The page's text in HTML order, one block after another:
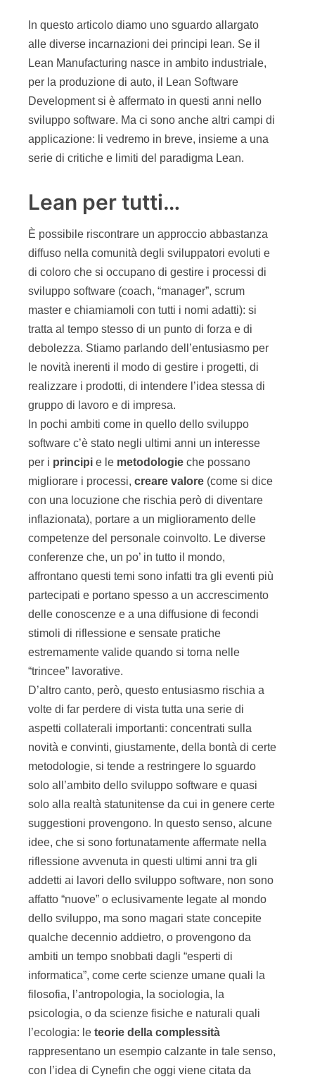
In questo articolo diamo uno sguardo allargato
alle diverse incarnazioni dei principi lean. Se il
Lean Manufacturing nasce in ambito industriale,
per la produzione di auto, il Lean Software
Development si è affermato in questi anni nello
sviluppo software. Ma ci sono anche altri campi di
applicazione: li vedremo in breve, insieme a una
serie di critiche e limiti del paradigma Lean.
Lean per tutti…
È possibile riscontrare un approccio abbastanza
diffuso nella comunità degli sviluppatori evoluti e
di coloro che si occupano di gestire i processi di
sviluppo software (coach, “manager”, scrum
master e chiamiamoli con tutti i nomi adatti): si
tratta al tempo stesso di un punto di forza e di
debolezza. Stiamo parlando dell’entusiasmo per
le novità inerenti il modo di gestire i progetti, di
realizzare i prodotti, di intendere l’idea stessa di
gruppo di lavoro e di impresa.
In pochi ambiti come in quello dello sviluppo
software c’è stato negli ultimi anni un interesse
per i principi e le metodologie che possano
migliorare i processi, creare valore (come si dice
con una locuzione che rischia però di diventare
inflazionata), portare a un miglioramento delle
competenze del personale coinvolto. Le diverse
conferenze che, un po’ in tutto il mondo,
affrontano questi temi sono infatti tra gli eventi più
partecipati e portano spesso a un accrescimento
delle conoscenze e a una diffusione di fecondi
stimoli di riflessione e sensate pratiche
estremamente valide quando si torna nelle
“trincee” lavorative.
D’altro canto, però, questo entusiasmo rischia a
volte di far perdere di vista tutta una serie di
aspetti collaterali importanti: concentrati sulla
novità e convinti, giustamente, della bontà di certe
metodologie, si tende a restringere lo sguardo
solo all’ambito dello sviluppo software e quasi
solo alla realtà statunitense da cui in genere certe
suggestioni provengono. In questo senso, alcune
idee, che si sono fortunatamente affermate nella
riflessione avvenuta in questi ultimi anni tra gli
addetti ai lavori dello sviluppo software, non sono
affatto “nuove” o eclusivamente legate al mondo
dello sviluppo, ma sono magari state concepite
qualche decennio addietro, o provengono da
ambiti un tempo snobbati dagli “esperti di
informatica”, come certe scienze umane quali la
filosofia, l’antropologia, la sociologia, la
psicologia, o da scienze fisiche e naturali quali
l’ecologia: le teorie della complessità
rappresentano un esempio calzante in tale senso,
con l’idea di Cynefin che oggi viene citata da